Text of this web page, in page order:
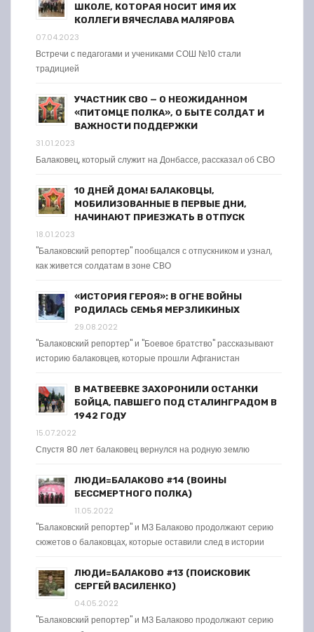
ШКОЛЕ, КОТОРАЯ НОСИТ ИМЯ ИХ
КОЛЛЕГИ ВЯЧЕСЛАВА МАЛЯРОВА
07.04.2023
Встречи с педагогами и учениками СОШ №10 стали
традицией
УЧАСТНИК СВО — О НЕОЖИДАННОМ
«ПИТОМЦЕ ПОЛКА», О БЫТЕ СОЛДАТ И
ВАЖНОСТИ ПОДДЕРЖКИ
31.01.2023
Балаковец, который служит на Донбассе, рассказал об СВО
10 ДНЕЙ ДОМА! БАЛАКОВЦЫ,
МОБИЛИЗОВАННЫЕ В ПЕРВЫЕ ДНИ,
НАЧИНАЮТ ПРИЕЗЖАТЬ В ОТПУСК
18.01.2023
"Балаковский репортер" пообщался с отпускником и узнал,
как живется солдатам в зоне СВО
«ИСТОРИЯ ГЕРОЯ»: В ОГНЕ ВОЙНЫ
РОДИЛАСЬ СЕМЬЯ МЕРЗЛИКИНЫХ
29.08.2022
"Балаковский репортер" и "Боевое братство" рассказывают
историю балаковцев, которые прошли Афганистан
В МАТВЕЕВКЕ ЗАХОРОНИЛИ ОСТАНКИ
БОЙЦА, ПАВШЕГО ПОД СТАЛИНГРАДОМ В
1942 ГОДУ
15.07.2022
Спустя 80 лет балаковец вернулся на родную землю
ЛЮДИ=БАЛАКОВО #14 (ВОИНЫ
БЕССМЕРТНОГО ПОЛКА)
11.05.2022
"Балаковский репортер" и МЗ Балаково продолжают серию
сюжетов о балаковцах, которые оставили след в истории
ЛЮДИ=БАЛАКОВО #13 (ПОИСКОВИК
СЕРГЕЙ ВАСИЛЕНКО)
04.05.2022
"Балаковский репортер" и МЗ Балаково продолжают серию